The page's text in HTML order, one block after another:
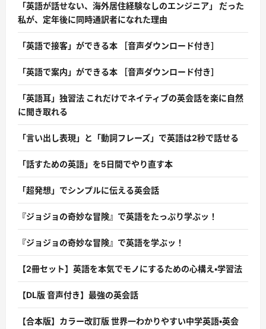
「英語が話せない、海外居住経験なしのエンジニア」 だった
私が、定年後に同時通訳者になれた理由
「英語で接客」ができる本 ［音声ダウンロード付き］
「英語で案内」ができる本 ［音声ダウンロード付き］
「英語耳」独習法 これだけでネイティブの英会話を楽に自然
に聞き取れる
「言い出し表現」と「動詞フレーズ」で英語は2秒で話せる
「話すための英語」を5日間でやり直す本
「超発想」でシンプルに伝える英会話
『ジョジョの奇妙な冒険』で英語をたっぷり学ぶッ！
『ジョジョの奇妙な冒険』で英語を学ぶッ！
【2冊セット】英語を本気でモノにするための心構え・学習法
【DL版 音声付き】最強の英会話
【合本版】カラー改訂版 世界一わかりやすい中学英語・英会